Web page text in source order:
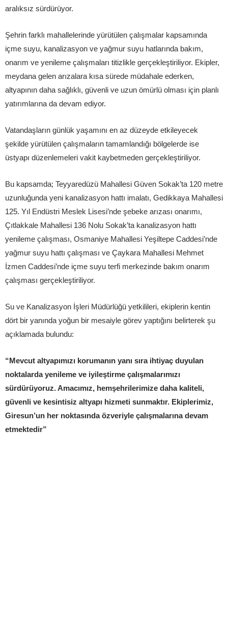
aralıksız sürdürüyor.
Şehrin farklı mahallelerinde yürütülen çalışmalar kapsamında
içme suyu, kanalizasyon ve yağmur suyu hatlarında bakım,
onarım ve yenileme çalışmaları titizlikle gerçekleştiriliyor. Ekipler,
meydana gelen arızalara kısa sürede müdahale ederken,
altyapının daha sağlıklı, güvenli ve uzun ömürlü olması için planlı
yatırımlarına da devam ediyor.
Vatandaşların günlük yaşamını en az düzeyde etkileyecek
şekilde yürütülen çalışmaların tamamlandığı bölgelerde ise
üstyapı düzenlemeleri vakit kaybetmeden gerçekleştiriliyor.
Bu kapsamda; Teyyaredüzü Mahallesi Güven Sokak’ta 120 metre
uzunluğunda yeni kanalizasyon hattı imalatı, Gedikkaya Mahallesi
125. Yıl Endüstri Meslek Lisesi’nde şebeke arızası onarımı,
Çıtlakkale Mahallesi 136 Nolu Sokak’ta kanalizasyon hattı
yenileme çalışması, Osmaniye Mahallesi Yeşiltepe Caddesi’nde
yağmur suyu hattı çalışması ve Çaykara Mahallesi Mehmet
İzmen Caddesi’nde içme suyu terfi merkezinde bakım onarım
çalışması gerçekleştiriliyor.
Su ve Kanalizasyon İşleri Müdürlüğü yetkilileri, ekiplerin kentin
dört bir yanında yoğun bir mesaiyle görev yaptığını belirterek şu
açıklamada bulundu:
“Mevcut altyapımızı korumanın yanı sıra ihtiyaç duyulan
noktalarda yenileme ve iyileştirme çalışmalarımızı
sürdürüyoruz. Amacımız, hemşehrilerimize daha kaliteli,
güvenli ve kesintisiz altyapı hizmeti sunmaktır. Ekiplerimiz,
Giresun’un her noktasında özveriyle çalışmalarına devam
etmektedir”